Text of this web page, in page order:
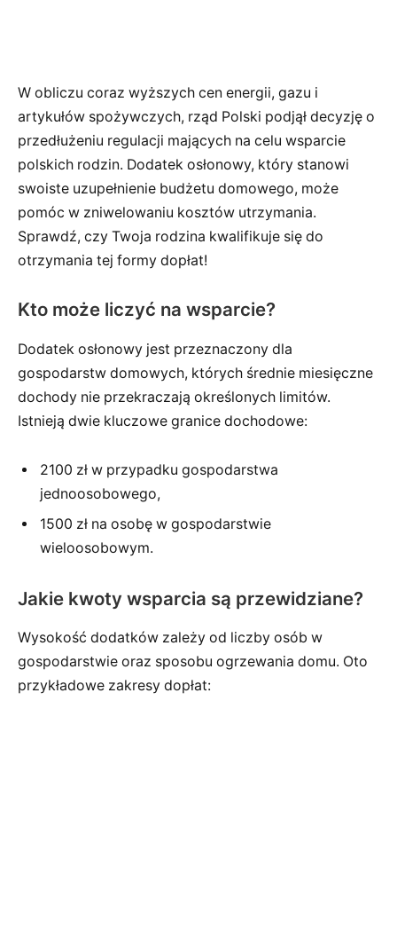
W obliczu coraz wyższych cen energii, gazu i
artykułów spożywczych, rząd Polski podjął decyzję o
przedłużeniu regulacji mających na celu wsparcie
polskich rodzin. Dodatek osłonowy, który stanowi
swoiste uzupełnienie budżetu domowego, może
pomóc w zniwelowaniu kosztów utrzymania.
Sprawdź, czy Twoja rodzina kwalifikuje się do
otrzymania tej formy dopłat!
Kto może liczyć na wsparcie?
Dodatek osłonowy jest przeznaczony dla
gospodarstw domowych, których średnie miesięczne
dochody nie przekraczają określonych limitów.
Istnieją dwie kluczowe granice dochodowe:
2100 zł w przypadku gospodarstwa
jednoosobowego,
1500 zł na osobę w gospodarstwie
wieloosobowym.
Jakie kwoty wsparcia są przewidziane?
Wysokość dodatków zależy od liczby osób w
gospodarstwie oraz sposobu ogrzewania domu. Oto
przykładowe zakresy dopłat: